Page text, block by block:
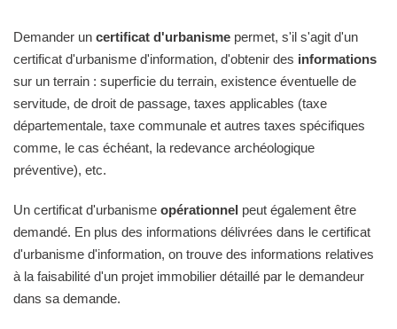
Demander un certificat d'urbanisme permet, s'il s'agit d'un
certificat d'urbanisme d'information, d'obtenir des informations
sur un terrain : superficie du terrain, existence éventuelle de
servitude, de droit de passage, taxes applicables (taxe
départementale, taxe communale et autres taxes spécifiques
comme, le cas échéant, la redevance archéologique
préventive), etc.
Un certificat d'urbanisme opérationnel peut également être
demandé. En plus des informations délivrées dans le certificat
d'urbanisme d'information, on trouve des informations relatives
à la faisabilité d'un projet immobilier détaillé par le demandeur
dans sa demande.